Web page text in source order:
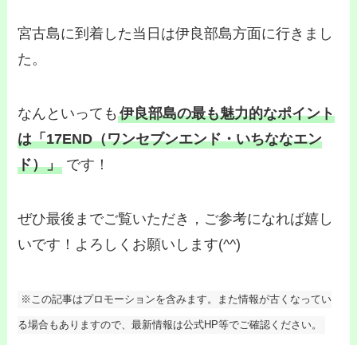
宮古島に到着した当日は伊良部島方面に行きまし
た。
なんといっても伊良部島の最も魅力的なポイント
は「17END（ワンセブンエンド・いちななエン
ド）」 です！
ぜひ最後までご覧いただき，ご参考になれば嬉し
いです！よろしくお願いします(^^)
※この記事はプロモーションを含みます。また情報が古くなってい
る場合もありますので、最新情報は公式HP等でご確認ください。